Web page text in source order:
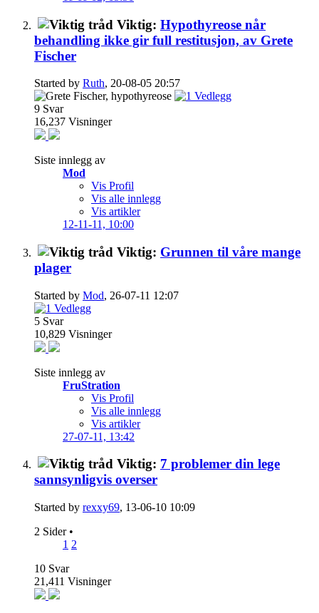
Viktig: Hypothyreose når
behandling ikke gir full restitusjon, av Grete
Fischer
Started by Ruth, 20-08-05 20:57
9 Svar
16,237 Visninger
Siste innlegg av
Mod
Vis Profil
Vis alle innlegg
Vis artikler
12-11-11, 10:00
Viktig: Grunnen til våre mange
plager
Started by Mod, 26-07-11 12:07
5 Svar
10,829 Visninger
Siste innlegg av
FruStration
Vis Profil
Vis alle innlegg
Vis artikler
27-07-11, 13:42
Viktig: 7 problemer din lege
sannsynligvis overser
Started by rexxy69, 13-06-10 10:09
2 Sider •
1 2
10 Svar
21,411 Visninger